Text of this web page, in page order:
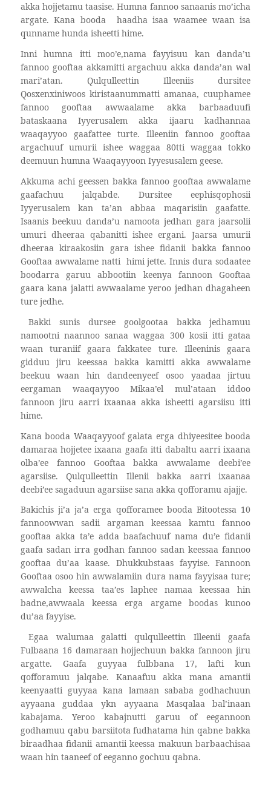
akka hojjetamu taasise. Humna fannoo sanaanis mo’icha
argate. Kana booda
haadha isaa waamee waan isa
qunname hunda isheetti hime.
Inni humna itti moo’e,nama fayyisuu kan danda’u
fannoo gooftaa akkamitti argachuu akka danda’an wal
mari’atan. Qulqulleettin Illeeniis dursitee
Qosxenxiniwoos kiristaanummatti amanaa, cuuphamee
fannoo gooftaa awwaalame akka barbaaduufi
bataskaana Iyyerusalem akka ijaaru kadhannaa
waaqayyoo gaafattee turte. Illeeniin fannoo gooftaa
argachuuf umurii ishee waggaa 80tti waggaa tokko
deemuun humna Waaqayyoon Iyyesusalem geese.
Akkuma achi geessen bakka fannoo gooftaa awwalame
gaafachuu jalqabde. Dursitee eephisqophosii
Iyyerusalem kan ta’an abbaa maqarisiin gaafatte.
Isaanis beekuu danda’u namoota jedhan gara jaarsolii
umuri dheeraa qabanitti ishee ergani. Jaarsa umurii
dheeraa kiraakosiin gara ishee fidanii bakka fannoo
Gooftaa awwalame natti himi jette. Innis dura sodaatee
boodarra garuu abbootiin keenya fannoon Gooftaa
gaara kana jalatti awwaalame yeroo jedhan dhagaheen
ture jedhe.
Bakki sunis dursee goolgootaa bakka jedhamuu
namootni naannoo sanaa waggaa 300 kosii itti gataa
waan turaniif gaara fakkatee ture. Illeeninis gaara
gidduu jiru keessaa bakka kamitti akka awwalame
beekuu waan hin dandeenyeef osoo yaadaa jirtuu
eergaman waaqayyoo Mikaa’el mul’ataan iddoo
fannoon jiru aarri ixaanaa akka isheetti agarsiisu itti
hime.
Kana booda Waaqayyoof galata erga dhiyeesitee booda
damaraa hojjetee ixaana gaafa itti dabaltu aarri ixaana
olba’ee fannoo Gooftaa bakka awwalame deebi’ee
agarsiise. Qulqulleettin Illenii bakka aarri ixaanaa
deebi’ee sagaduun agarsiise sana akka qofforamu ajajje.
Bakichis ji’a ja’a erga qofforamee booda Bitootessa 10
fannoowwan sadii argaman keessaa kamtu fannoo
gooftaa akka ta’e adda baafachuuf nama du’e fidanii
gaafa sadan irra godhan fannoo sadan keessaa fannoo
gooftaa du’aa kaase. Dhukkubstaas fayyise. Fannoon
Gooftaa osoo hin awwalamiin dura nama fayyisaa ture;
awwalcha keessa taa’es laphee namaa keessaa hin
badne,awwaala keessa erga argame boodas kunoo
du’aa fayyise.
Egaa walumaa galatti qulqulleettin Illeenii gaafa
Fulbaana 16 damaraan hojjechuun bakka fannoon jiru
argatte. Gaafa guyyaa fulbbana 17, lafti kun
qofforamuu jalqabe. Kanaafuu akka mana amantii
keenyaatti guyyaa kana lamaan sababa godhachuun
ayyaana guddaa ykn ayyaana Masqalaa bal’inaan
kabajama. Yeroo kabajnutti garuu of eegannoon
godhamuu qabu barsiitota fudhatama hin qabne bakka
biraadhaa fidanii amantii keessa makuun barbaachisaa
waan hin taaneef of eeganno gochuu qabna.